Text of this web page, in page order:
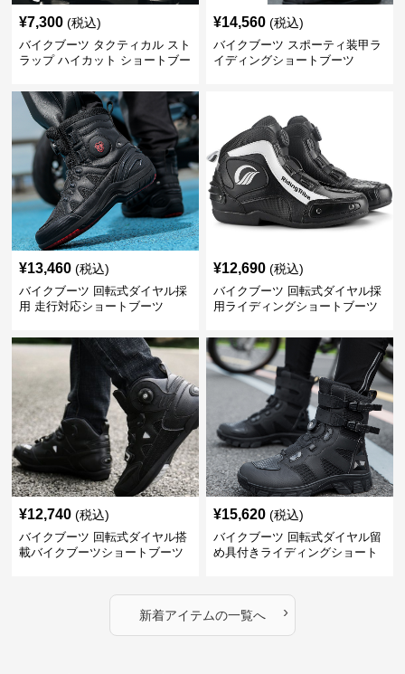
¥7,300 (税込)
バイクブーツ タクティカル スト
ラップ ハイカット ショートブー
¥14,560 (税込)
バイクブーツ スポーティ装甲ラ
イディングショートブーツ
¥13,460 (税込)
バイクブーツ 回転式ダイヤル採
用 走行対応ショートブーツ
¥12,690 (税込)
バイクブーツ 回転式ダイヤル採
用ライディングショートブーツ
¥12,740 (税込)
バイクブーツ 回転式ダイヤル搭
載バイクブーツショートブーツ
¥15,620 (税込)
バイクブーツ 回転式ダイヤル留
め具付きライディングショート
新着アイテムの一覧へ ›